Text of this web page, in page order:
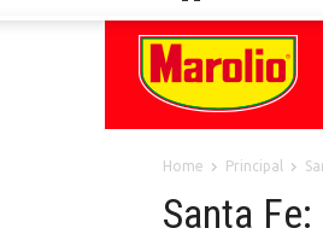
Home Principal
Santa